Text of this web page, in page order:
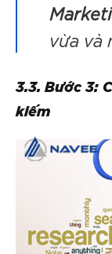
vừa và
3.3. Bước 3:
kiếm